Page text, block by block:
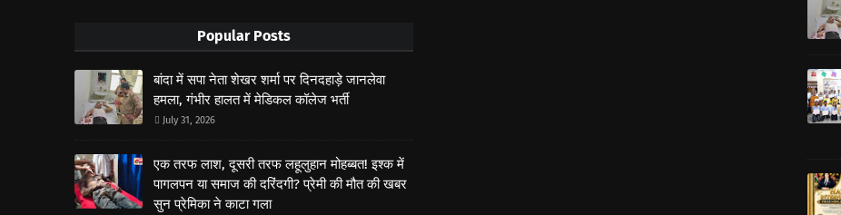
Popular Posts
बांदा में सपा नेता शेखर शर्मा पर दिनदहाड़े जानलेवा
हमला, गंभीर हालत में मेडिकल कॉलेज भर्ती
July 31, 2026
एक तरफ लाश, दूसरी तरफ लहूलुहान मोहब्बत! इश्क में
पागलपन या समाज की दरिंदगी? प्रेमी की मौत की खबर
सुन प्रेमिका ने काटा गला